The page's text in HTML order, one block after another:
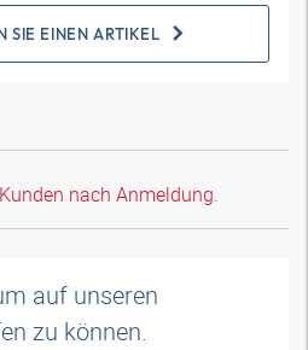
SIE EINEN ARTIKEL
nach Anmeldung.
auf unseren
zu können.